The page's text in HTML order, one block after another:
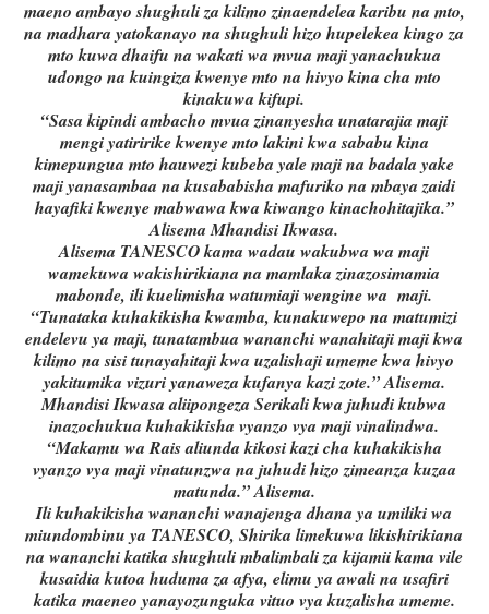
maeno ambayo shughuli za kilimo zinaendelea karibu na mto,
na madhara yatokanayo na shughuli hizo hupelekea kingo za
mto kuwa dhaifu na wakati wa mvua maji yanachukua
udongo na kuingiza kwenye mto na hivyo kina cha mto
kinakuwa kifupi.
“Sasa kipindi ambacho mvua zinanyesha unatarajia maji
mengi yatiririke kwenye mto lakini kwa sababu kina
kimepungua mto hauwezi kubeba yale maji na badala yake
maji yanasambaa na kusababisha mafuriko na mbaya zaidi
hayafiki kwenye mabwawa kwa kiwango kinachohitajika.”
Alisema Mhandisi Ikwasa.
Alisema TANESCO kama wadau wakubwa wa maji
wamekuwa wakishirikiana na mamlaka zinazosimamia
mabonde, ili kuelimisha watumiaji wengine wa maji.
“Tunataka kuhakikisha kwamba, kunakuwepo na matumizi
endelevu ya maji, tunatambua wananchi wanahitaji maji kwa
kilimo na sisi tunayahitaji kwa uzalishaji umeme kwa hivyo
yakitumika vizuri yanaweza kufanya kazi zote.” Alisema.
Mhandisi Ikwasa aliipongeza Serikali kwa juhudi kubwa
inazochukua kuhakikisha vyanzo vya maji vinalindwa.
“Makamu wa Rais aliunda kikosi kazi cha kuhakikisha
vyanzo vya maji vinatunzwa na juhudi hizo zimeanza kuzaa
matunda.” Alisema.
Ili kuhakikisha wananchi wanajenga dhana ya umiliki wa
miundombinu ya TANESCO, Shirika limekuwa likishirikiana
na wananchi katika shughuli mbalimbali za kijamii kama vile
kusaidia kutoa huduma za afya, elimu ya awali na usafiri
katika maeneo yanayozunguka vituo vya kuzalisha umeme.